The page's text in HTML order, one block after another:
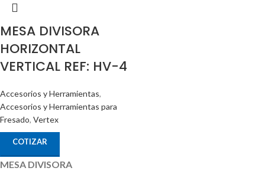
MESA DIVISORA
HORIZONTAL
VERTICAL REF: HV-4
Accesorios y Herramientas,
Accesorios y Herramientas para
Fresado, Vertex
COTIZAR
MESA DIVISORA